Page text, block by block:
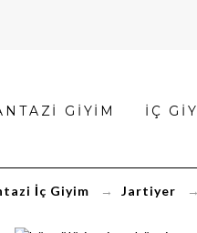
GIYIM İÇ
İç Giyim → Jartiyer →